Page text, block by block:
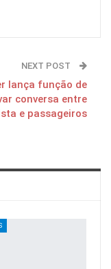
NEXT POST
lança função de
conversa entre
e passageiros